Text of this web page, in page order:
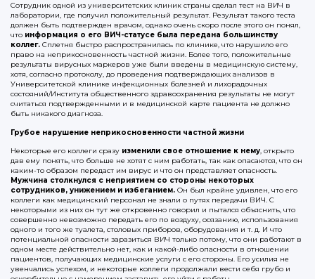
Сотрудник одной из университетских клиник страны сделал тест на ВИЧ в
лаборатории, где получил положительный результат. Результат такого теста
должен быть подтвержден врачом, однако очень скоро после этого он понял,
что информация о его ВИЧ-статусе была передана большинству
коллег. Сплетня быстро распространилась по клинике, что нарушило его
право на неприкосновенность частной жизни. Более того, положительные
результаты вирусных маркеров уже были введены в медицинскую систему,
хотя, согласно протоколу, до проведения подтверждающих анализов в
Университетской клинике инфекционных болезней и лихорадочных
состояний/Института общественного здравоохранения результаты не могут
считаться подтвержденными и в медицинской карте пациента не должно
быть никакого диагноза.
Грубое нарушение неприкосновенности частной жизни
Некоторые его коллеги сразу изменили свое отношение к нему, открыто
дав ему понять, что больше не хотят с ним работать, так как опасаются, что он
каким-то образом передаст им вирус и что он представляет опасность.
Мужчина столкнулся с неприятием со стороны некоторых
сотрудников, унижением и избеганием. Он был крайне удивлен, что его
коллеги как медицинский персонал не знали о путях передачи ВИЧ. С
некоторыми из них он тут же откровенно говорил и пытался объяснить, что
совершенно невозможно передать его по воздуху, осязанию, использования
одного и того же туалета, столовых приборов, оборудования и т. д. И что
потенциальной опасности заразиться ВИЧ только потому, что они работают в
одном месте действительно нет, как и какой-либо опасности в отношении
пациентов, получающих медицинские услуги с его стороны. Его усилия не
увенчались успехом, и некоторые коллеги продолжали вести себя грубо и